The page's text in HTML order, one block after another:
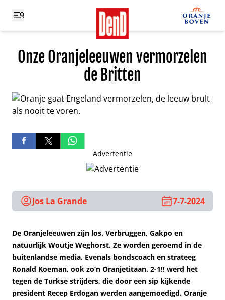
Onze Oranjeleeuwen vermorzelen
de Britten
Advertentie
Jos La Grande 7-7-2024
De Oranjeleeuwen zijn los. Verbruggen, Gakpo en
natuurlijk Woutje Weghorst. Ze worden geroemd in de
buitenlandse media. Evenals bondscoach en strateeg
Ronald Koeman, ook zo’n Oranjetitaan. 2-1!! werd het
tegen de Turkse strijders, die door een sip kijkende
president Recep Erdogan werden aangemoedigd. Oranje